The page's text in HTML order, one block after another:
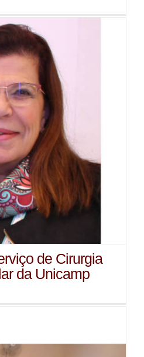
de Cirurgia
da Unicamp